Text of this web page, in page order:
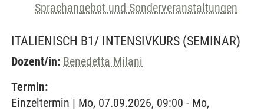
Sprachangebot und Sonderveranstaltungen
ITALIENISCH B1/ INTENSIVKURS (SEMINAR)
Dozent/in: Benedetta Milani
Termin:
Einzeltermin | Mo, 07.09.2026, 09:00 - Mo,